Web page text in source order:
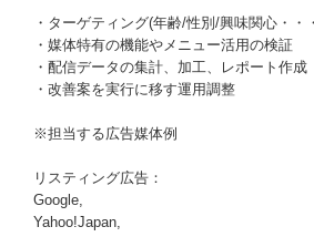
・ターゲティング(年齢/性別/興味関心・・
・媒体特有の機能やメニュー活用の検証
・配信データの集計、加工、レポート作成
・改善案を実行に移す運用調整
※担当する広告媒体例
リスティング広告：
Google,
Yahoo!Japan,